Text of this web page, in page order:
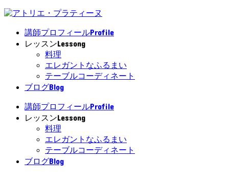
講師プロフィールProfile
レッスンLessong
料理
エレガントなふるまい
テーブルコーディネート
ブログBlog
講師プロフィールProfile
レッスンLessong
料理
エレガントなふるまい
テーブルコーディネート
ブログBlog